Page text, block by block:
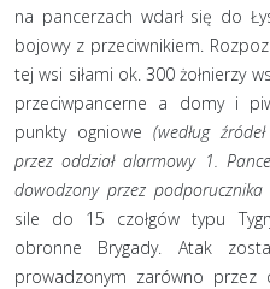
na pancerzach wdarł się do
bojowy z przeciwnikiem.
tej wsi siłami ok. 300 żołnierzy
przeciwpancerne a domy i
punkty ogniowe (według
przez oddział alarmowy 1.
dowodzony przez podporucznika
sile do 15 czołgów typu
obronne Brygady. Atak
prowadzonym zarówno przez